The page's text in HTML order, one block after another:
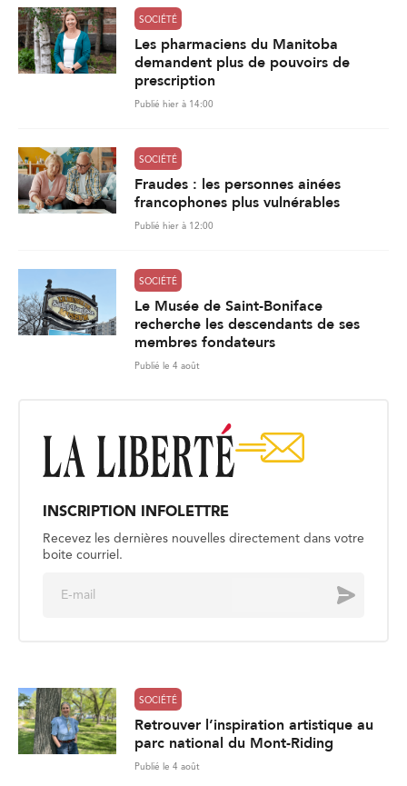
SOCIÉTÉ
Les pharmaciens du Manitoba
demandent plus de pouvoirs de
prescription
Publié hier à 14:00
SOCIÉTÉ
Fraudes : les personnes ainées
francophones plus vulnérables
Publié hier à 12:00
SOCIÉTÉ
Le Musée de Saint-Boniface
recherche les descendants de ses
membres fondateurs
Publié le 4 août
INSCRIPTION INFOLETTRE
Recevez les dernières nouvelles directement dans votre
boite courriel.
Envoyer
SOCIÉTÉ
Retrouver l’inspiration artistique au
parc national du Mont-Riding
Publié le 4 août